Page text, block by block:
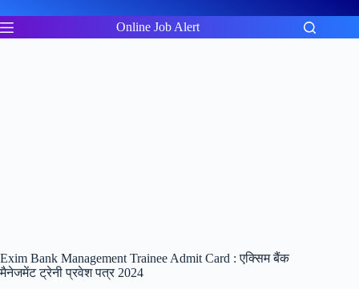
to
content
Online Job Alert
Exim Bank Management Trainee Admit Card : एक्सिम बैंक
मैनेजमेंट ट्रेनी प्रवेश पत्र 2024